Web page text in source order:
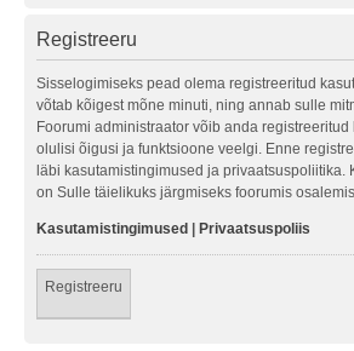
Registreeru
Sisselogimiseks pead olema registreeritud
võtab kõigest mõne minuti, ning annab sulle
Foorumi administraator võib anda registreeritud
olulisi õigusi ja funktsioone veelgi. Enne
läbi kasutamistingimused ja privaatsuspoliitika.
on Sulle täielikuks järgmiseks foorumis
Kasutamistingimused Privaatsuspoliis
Registreeru